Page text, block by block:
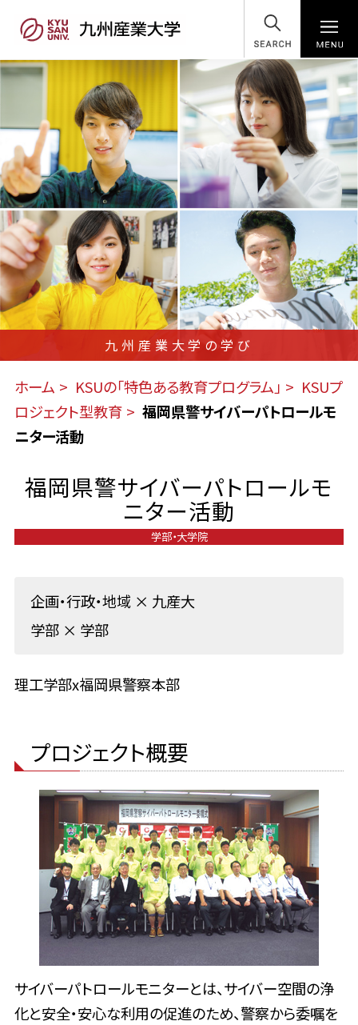
SEARCH
九州産業大学の学び
ホーム KSUの「特色ある教育プログラム」
KSUプ
ロジェクト型教育
福岡県警サイバーパトロールモ
ニター活動
福岡県警サイバーパトロールモ
ニター活動
学部・大学院
企画・行政・地域 × 九産大
学部 × 学部
理工学部x福岡県警察本部
プロジェクト概要
サイバーパトロールモニターとは、サイバー空間の浄
化と安全・安心な利用の促進のため、警察から委嘱を